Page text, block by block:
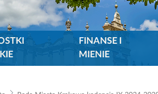
FINANSE I
MIENIE